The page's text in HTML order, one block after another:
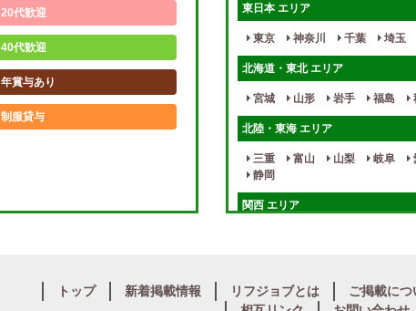
20代歓迎
40代歓迎
年賞与あり
制服貸与
東日本 エリア
東京 神奈川 千葉 埼玉
北海道・東北 エリア
宮城 山形 岩手 福島
北陸・東海 エリア
三重 富山 山梨 岐阜
静岡
関西 エリア
大分 福岡 佐賀 長崎
トップ 新着掲載情報 リフジョブとは
ご掲載につ